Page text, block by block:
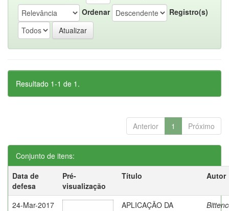
Ordenar
Registro(s)
Resultado 1-1 de 1.
Anterior 1 Próximo
Conjunto de itens:
Data de
defesa
Pré-
visualização
Título Autor
24-Mar-2017
APLICAÇÃO DA